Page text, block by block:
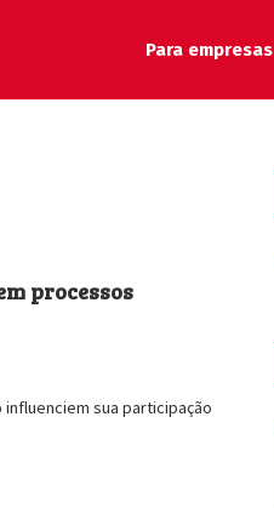
Para empresas
processos
sua participação